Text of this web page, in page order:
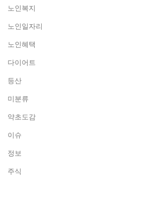
노인복지
노인일자리
노인혜택
다이어트
등산
미분류
약초도감
이슈
정보
주식